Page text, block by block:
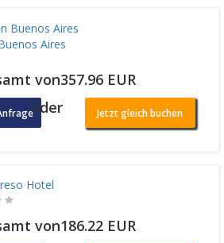
Aires
von357.96 EUR
oder Jetzt gleich buchen
Hotel
von186.22 EUR